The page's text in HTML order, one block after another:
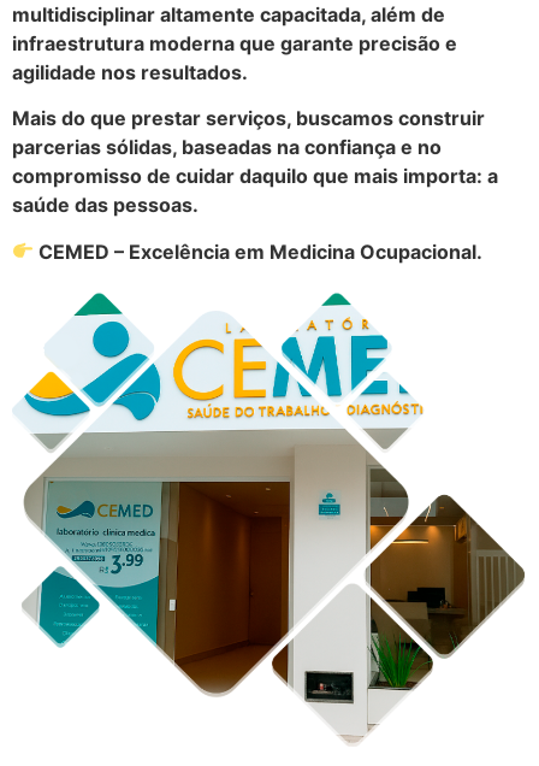
multidisciplinar altamente capacitada, além de
infraestrutura moderna que garante precisão e
agilidade nos resultados.
Mais do que prestar serviços, buscamos construir
parcerias sólidas, baseadas na confiança e no
compromisso de cuidar daquilo que mais importa: a
saúde das pessoas.
CEMED – Excelência em Medicina Ocupacional.